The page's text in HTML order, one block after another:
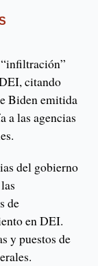
citando
Biden emitida
a las agencias
del gobierno
de
en DEI.
y puestos de